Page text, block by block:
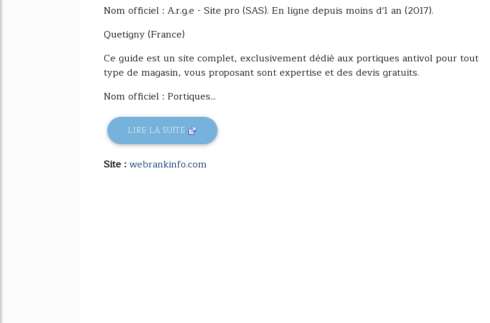
Nom officiel : A.r.g.e - Site pro (SAS). En ligne depuis moins d'1 an (2017).
Quetigny (France)
Ce guide est un site complet, exclusivement dédié aux portiques antivol pour tout
type de magasin, vous proposant sont expertise et des devis gratuits.
Nom officiel : Portiques...
LIRE LA SUITE
Site :webrankinfo.com